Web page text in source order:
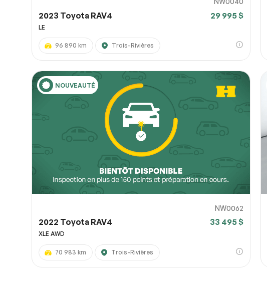
2023 Toyota RAV4 29 995 $
LE
96 890 km Trois-Rivières
NOUVEAUTÉ
NW0062
2022 Toyota RAV4 33 495 $
XLE AWD
70 983 km Trois-Rivières